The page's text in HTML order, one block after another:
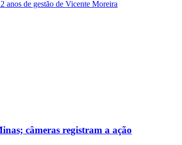
anos de gestão de Vicente Moreira
câmeras registram a ação